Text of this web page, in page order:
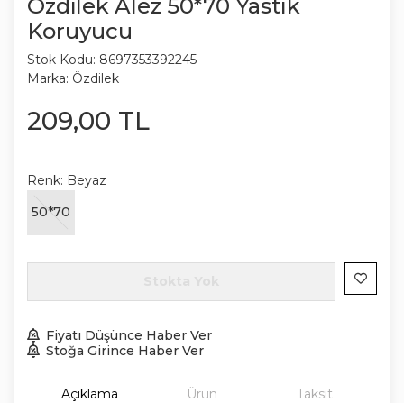
Özdilek Alez 50*70 Yastık
Koruyucu
Stok Kodu: 8697353392245
Marka: Özdilek
209,00 TL
Renk: Beyaz
50*70
Fiyatı Düşünce Haber Ver
Stoğa Girince Haber Ver
Açıklama
Ürün
Taksit